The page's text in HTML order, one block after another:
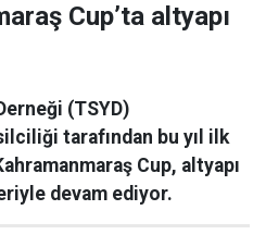
Cup’ta altyapı
(TSYD)
tarafından bu yıl ilk
Cup, altyapı
devam ediyor.